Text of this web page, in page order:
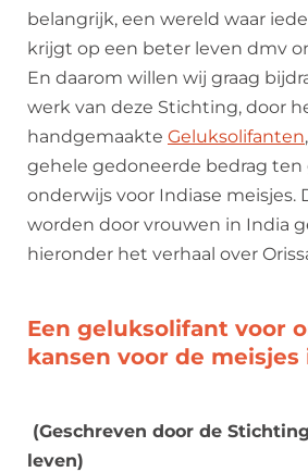
belangrijk, een wereld waar
krijgt op een beter leven dmv
En daarom willen wij graag
werk van deze Stichting, door
handgemaakte Geluksolifanten
gehele gedoneerde bedrag
onderwijs voor Indiase meisjes.
worden door vrouwen in India
hieronder het verhaal over
Een geluksolifant voor
kansen voor de
(Geschreven door de
leven)